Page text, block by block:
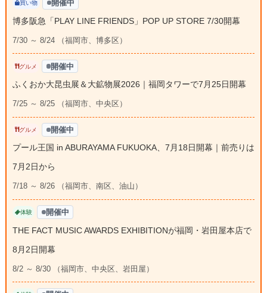
買い物 開催中
博多阪急「PLAY LINE FRIENDS」POP UP STORE 7/30開幕
7/30 ～ 8/24 （福岡市、博多区）
グルメ 開催中
ふくおか大昆虫展＆大鉱物展2026｜福岡タワーで7月25日開幕
7/25 ～ 8/25 （福岡市、中央区）
グルメ 開催中
プール王国 in ABURAYAMA FUKUOKA、7月18日開幕｜前売りは
7月2日から
7/18 ～ 8/26 （福岡市、南区、油山）
体験 開催中
THE FACT MUSIC AWARDS EXHIBITIONが福岡・岩田屋本店で
8月2日開幕
8/2 ～ 8/30 （福岡市、中央区、岩田屋）